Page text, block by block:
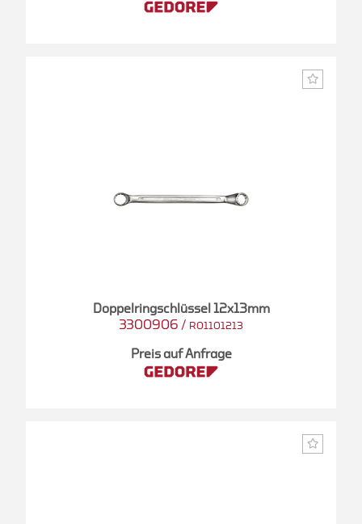
Doppelringschlüssel 12x13mm
3300906 / R01101213
Preis auf Anfrage